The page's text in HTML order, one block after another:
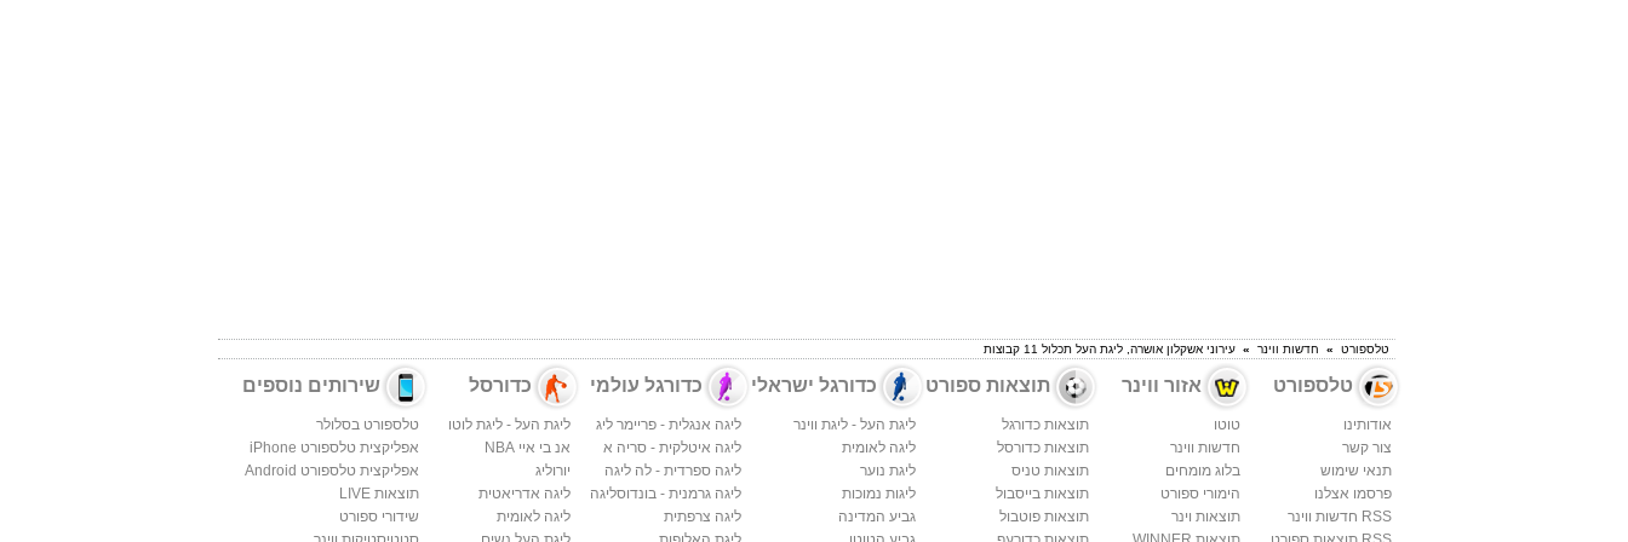
טלספורט » חדשות ווינר » עירוני אשקלון אושרה, ליגת העל תכלול 11 קבוצות
טלספורט
אודותינו
צור קשר
תנאי שימוש
פרסמו אצלנו
RSS חדשות ווינר
אזור ווינר
טוטו
חדשות ווינר
בלוג מומחים
הימורי ספורט
תוצאות וינר
תוצאות ספורט
תוצאות כדורגל
תוצאות כדורסל
תוצאות טניס
תוצאות בייסבול
תוצאות פוטבול
כדורגל ישראלי
ליגת העל - ליגת ווינר
ליגה לאומית
ליגת נוער
ליגות נמוכות
גביע המדינה
כדורגל עולמי
ליגה אנגלית - פריימר ליג
ליגה איטלקית - סריה א
ליגה ספרדית - לה ליגה
ליגה גרמנית - בונדוסליגה
ליגה צרפתית
כדורסל
ליגת העל - ליגת לוטו
אנ בי איי NBA
יורוליג
ליגה אדריאטית
ליגה לאומית
שירותים נוספים
טלספורט בסלולר
אפליקצית טלספורט iPhone
אפליקצית טלספורט Android
תוצאות LIVE
שידורי ספורט